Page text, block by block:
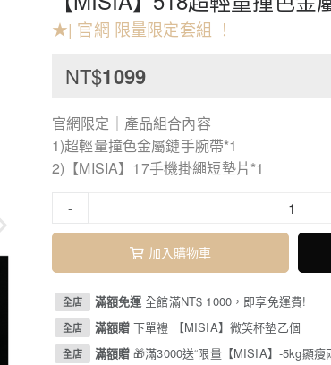
★| 官網 限量限定套組 ！
NT$1099
官網限定｜產品組合內容
1)超輕量撞色金屬鏈手腕帶*1
2)【MISIA】17手機掛繩短墊片*1
-
加入購物車
全店 滿額免運全館滿NT$ 1000，即享免運費!
全店 滿額贈下單禮 【MISIA】微笑杯墊乙個
全店 滿額贈🎁滿3000送“限量【MISIA】-5kg顯瘦